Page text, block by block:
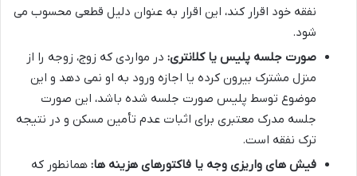
نفقه خود اقرار کند، این اقرار به عنوان دلیل قطعی محسوب می
شود.
صورت جلسه پلیس یا کلانتری: در مواردی که زوج، زوجه را از
منزل مشترک بیرون کرده یا اجازه ورود به او نمی دهد و این
موضوع توسط پلیس صورت جلسه شده باشد، این صورت
جلسه مدرک معتبری برای اثبات عدم تأمین مسکن و در نتیجه
ترک نفقه است.
فیش های واریزی وجه یا فاکتورهای هزینه ها: همانطور که